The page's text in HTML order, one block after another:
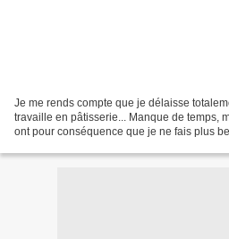
Je me rends compte que je délaisse
travaille en pâtisserie... Manque de temps,
ont pour conséquence que je ne fais plus